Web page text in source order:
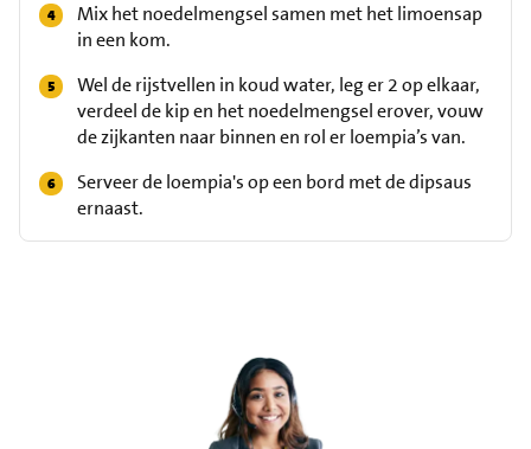
Mix het noedelmengsel samen met het limoensap
in een kom.
Wel de rijstvellen in koud water, leg er 2 op elkaar,
verdeel de kip en het noedelmengsel erover, vouw
de zijkanten naar binnen en rol er loempia’s van.
Serveer de loempia's op een bord met de dipsaus
ernaast.